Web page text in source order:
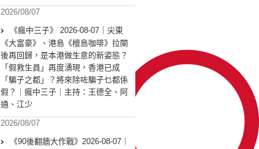
2026/08/07
《瘋中三子》 2026-08-07｜尖東
《大富豪》、港島《檀島咖啡》拉閘
後再回歸，是本港做生意的新姿態？
「假救生員」再度湧現，香港已成
「騙子之都」？將來除咗騙子乜都係
假？｜瘋中三子｜主持：王德全、阿
通、江少
2026/08/07
《90後翻牆大作戰》2026-08-07︱